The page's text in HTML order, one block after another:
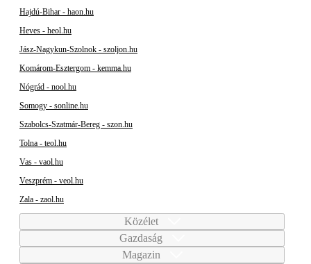
Hajdú-Bihar - haon.hu
Heves - heol.hu
Jász-Nagykun-Szolnok - szoljon.hu
Komárom-Esztergom - kemma.hu
Nógrád - nool.hu
Somogy - sonline.hu
Szabolcs-Szatmár-Bereg - szon.hu
Tolna - teol.hu
Vas - vaol.hu
Veszprém - veol.hu
Zala - zaol.hu
Közélet
Gazdaság
Magazin